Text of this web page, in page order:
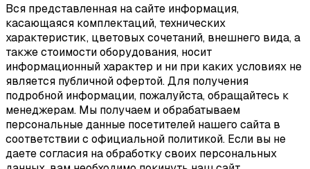
Вся представленная на сайте информация,
касающаяся комплектаций, технических
характеристик, цветовых сочетаний, внешнего вида, а
также стоимости оборудования, носит
информационный характер и ни при каких условиях не
является публичной офертой. Для получения
подробной информации, пожалуйста, обращайтесь к
менеджерам. Мы получаем и обрабатываем
персональные данные посетителей нашего сайта в
соответствии с официальной политикой. Если вы не
даете согласия на обработку своих персональных